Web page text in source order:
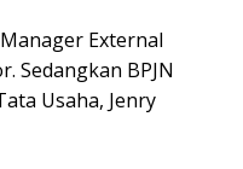
External
Sedangkan BPJN
Usaha, Jenry